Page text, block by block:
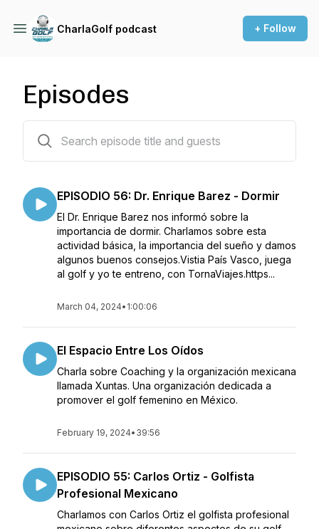
CharlaGolf podcast + Follow
Episodes
EPISODIO 56: Dr. Enrique Barez - Dormir
El Dr. Enrique Barez nos informó sobre la
importancia de dormir. Charlamos sobre esta
actividad básica, la importancia del sueño y damos
algunos buenos consejos.Vistia País Vasco, juega
al golf y yo te entreno, con TornaViajes.https...
March 04, 2024• 1:00:06
El Espacio Entre Los Oídos
Charla sobre Coaching y la organización mexicana
llamada Xuntas. Una organización dedicada a
promover el golf femenino en México.
February 19, 2024• 39:56
EPISODIO 55: Carlos Ortiz - Golfista
Profesional Mexicano
Charlamos con Carlos Ortiz el golfista profesional